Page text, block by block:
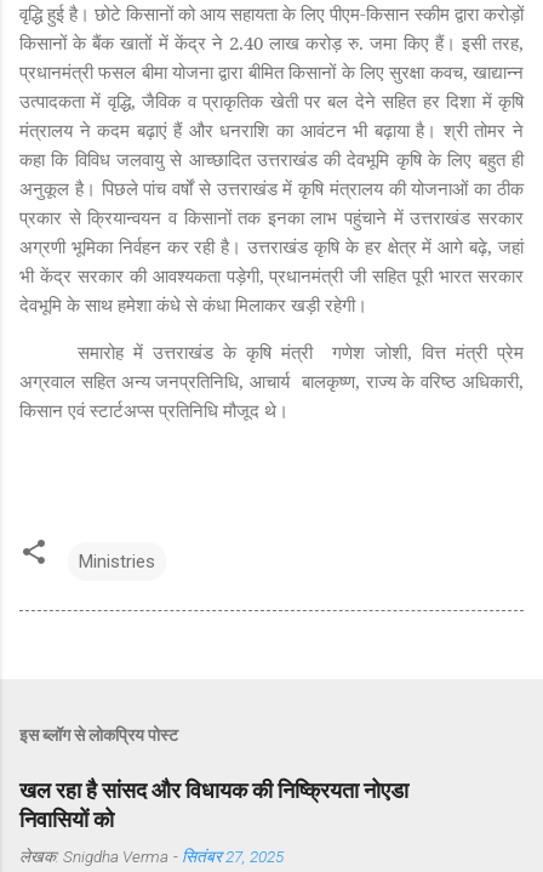
वृद्धि हुई है। छोटे किसानों को आय सहायता के लिए पीएम-किसान स्कीम द्वारा करोड़ों
किसानों के बैंक खातों में केंद्र ने 2.40 लाख करोड़ रु. जमा किए हैं। इसी तरह,
प्रधानमंत्री फसल बीमा योजना द्वारा बीमित किसानों के लिए सुरक्षा कवच, खाद्यान्न
उत्पादकता में वृद्धि, जैविक व प्राकृतिक खेती पर बल देने सहित हर दिशा में कृषि
मंत्रालय ने कदम बढ़ाएं हैं और धनराशि का आवंटन भी बढ़ाया है। श्री तोमर ने
कहा कि विविध जलवायु से आच्छादित उत्तराखंड की देवभूमि कृषि के लिए बहुत ही
अनुकूल है। पिछले पांच वर्षों से उत्तराखंड में कृषि मंत्रालय की योजनाओं का ठीक
प्रकार से क्रियान्वयन व किसानों तक इनका लाभ पहुंचाने में उत्तराखंड सरकार
अग्रणी भूमिका निर्वहन कर रही है। उत्तराखंड कृषि के हर क्षेत्र में आगे बढ़े, जहां
भी केंद्र सरकार की आवश्यकता पड़ेगी, प्रधानमंत्री जी सहित पूरी भारत सरकार
देवभूमि के साथ हमेशा कंधे से कंधा मिलाकर खड़ी रहेगी।
समारोह में उत्तराखंड के कृषि मंत्री गणेश जोशी, वित्त मंत्री प्रेम
अग्रवाल सहित अन्य जनप्रतिनिधि, आचार्य बालकृष्ण, राज्य के वरिष्ठ अधिकारी,
किसान एवं स्टार्टअप्स प्रतिनिधि मौजूद थे।
Ministries
इस ब्लॉग से लोकप्रिय पोस्ट
खल रहा है सांसद और विधायक की निष्क्रियता नोएडा
निवासियों को
लेखक: Snigdha Verma - सितंबर 27, 2025